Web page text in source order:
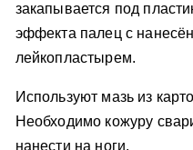
закапывается под
эффекта палец с
лейкопластырем.
Используют мазь из
Необходимо кожуру
нанести на ноги.